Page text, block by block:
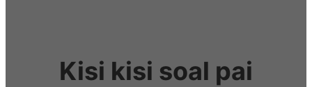
Kisi kisi soal pai